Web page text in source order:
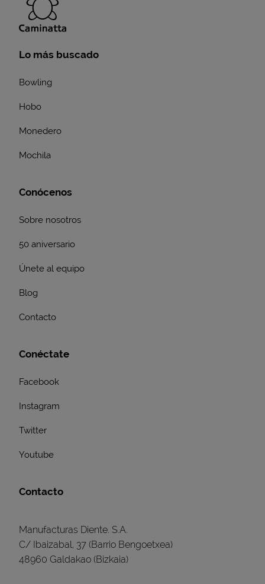
Lo más buscado
Bowling
Hobo
Monedero
Mochila
Conócenos
Sobre nosotros
50 aniversario
Únete al equipo
Blog
Contacto
Conéctate
Facebook
Instagram
Twitter
Youtube
Contacto
Manufacturas Diente. S.A.
C/ Ibaizabal, 37 (Barrio Bengoetxea)
48960 Galdakao (Bizkaia)